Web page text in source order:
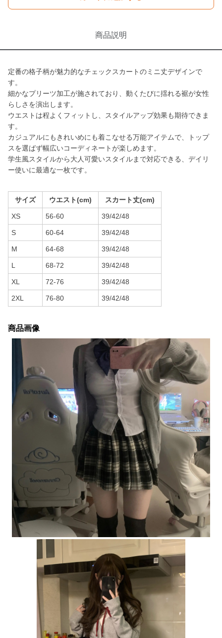
商品説明
定番の格子柄が魅力的なチェックスカートのミニ丈デザインで
す。
細かなプリーツ加工が施されており、動くたびに揺れる裾が女性
らしさを演出します。
ウエストは程よくフィットし、スタイルアップ効果も期待できま
す。
カジュアルにもきれいめにも着こなせる万能アイテムで、トップ
スを選ばず幅広いコーディネートが楽しめます。
学生風スタイルから大人可愛いスタイルまで対応できる、デイリ
ー使いに最適な一枚です。
サイズ ウエスト(cm) スカート丈(cm)
XS 56-60 39/42/48
S 60-64 39/42/48
M 64-68 39/42/48
L 68-72 39/42/48
XL 72-76 39/42/48
2XL 76-80 39/42/48
商品画像